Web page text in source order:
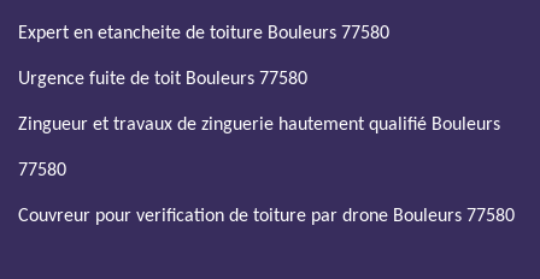
Expert en etancheite de toiture Bouleurs 77580
Urgence fuite de toit Bouleurs 77580
Zingueur et travaux de zinguerie hautement qualifié Bouleurs
77580
Couvreur pour verification de toiture par drone Bouleurs 77580